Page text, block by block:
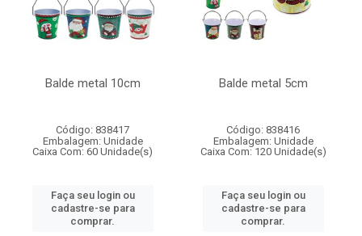
Balde metal 10cm
Código: 838417
Embalagem: Unidade
Caixa Com: 60 Unidade(s)
Faça seu login ou
cadastre-se para
comprar.
Balde metal 5cm
Código: 838416
Embalagem: Unidade
Caixa Com: 120 Unidade(s)
Faça seu login ou
cadastre-se para
comprar.